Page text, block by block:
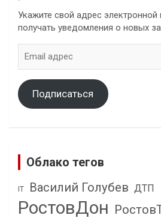
Укажите свой адрес
получать уведомления о новых
адрес
Подписаться
Облако тегов
IT Василий Голубев ДТП
РостовДон